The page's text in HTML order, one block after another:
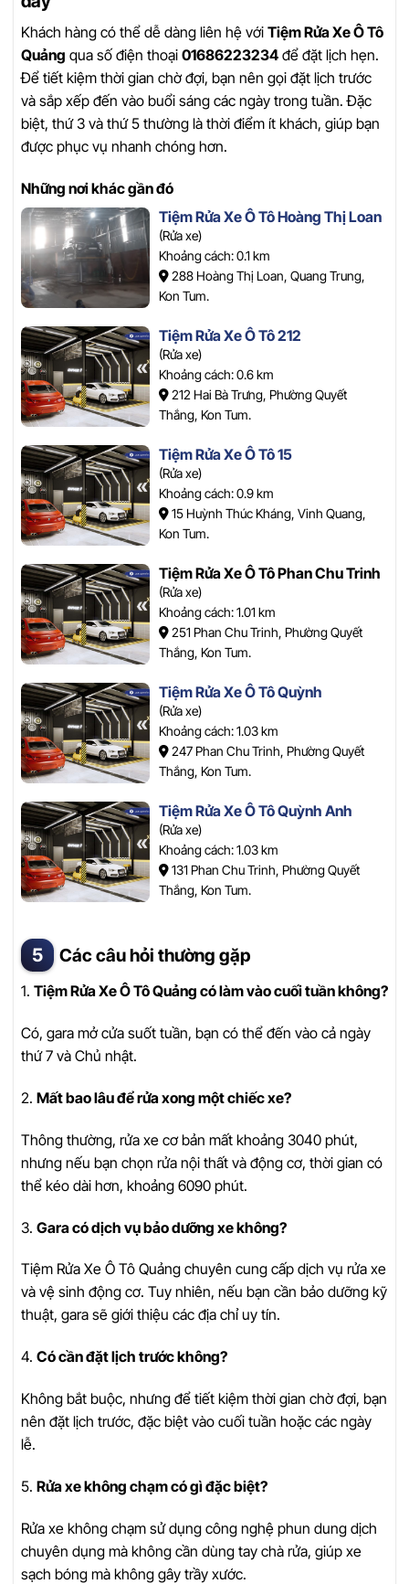
Khách hàng có thể dễ dàng liên hệ với Tiệm Rửa Xe Ô Tô
Quảng qua số điện thoại 01686223234 để đặt lịch hẹn.
Để tiết kiệm thời gian chờ đợi, bạn nên gọi đặt lịch trước
và sắp xếp đến vào buổi sáng các ngày trong tuần. Đặc
biệt, thứ 3 và thứ 5 thường là thời điểm ít khách, giúp bạn
được phục vụ nhanh chóng hơn.
Những nơi khác gần đó
Tiệm Rửa Xe Ô Tô Hoàng Thị Loan
(Rửa xe)
Khoảng cách: 0.1 km
288 Hoàng Thị Loan, Quang Trung,
Kon Tum.
Tiệm Rửa Xe Ô Tô 212
(Rửa xe)
Khoảng cách: 0.6 km
212 Hai Bà Trưng, Phường Quyết
Thắng, Kon Tum.
Tiệm Rửa Xe Ô Tô 15
(Rửa xe)
Khoảng cách: 0.9 km
15 Huỳnh Thúc Kháng, Vinh Quang,
Kon Tum.
Tiệm Rửa Xe Ô Tô Phan Chu Trinh
(Rửa xe)
Khoảng cách: 1.01 km
251 Phan Chu Trinh, Phường Quyết
Thắng, Kon Tum.
Tiệm Rửa Xe Ô Tô Quỳnh
(Rửa xe)
Khoảng cách: 1.03 km
247 Phan Chu Trinh, Phường Quyết
Thắng, Kon Tum.
Tiệm Rửa Xe Ô Tô Quỳnh Anh
(Rửa xe)
Khoảng cách: 1.03 km
131 Phan Chu Trinh, Phường Quyết
Thắng, Kon Tum.
Các câu hỏi thường gặp
1. Tiệm Rửa Xe Ô Tô Quảng có làm vào cuối tuần không?
Có, gara mở cửa suốt tuần, bạn có thể đến vào cả ngày
thứ 7 và Chủ nhật.
2. Mất bao lâu để rửa xong một chiếc xe?
Thông thường, rửa xe cơ bản mất khoảng 3040 phút,
nhưng nếu bạn chọn rửa nội thất và động cơ, thời gian có
thể kéo dài hơn, khoảng 6090 phút.
3. Gara có dịch vụ bảo dưỡng xe không?
Tiệm Rửa Xe Ô Tô Quảng chuyên cung cấp dịch vụ rửa xe
và vệ sinh động cơ. Tuy nhiên, nếu bạn cần bảo dưỡng kỹ
thuật, gara sẽ giới thiệu các địa chỉ uy tín.
4. Có cần đặt lịch trước không?
Không bắt buộc, nhưng để tiết kiệm thời gian chờ đợi, bạn
nên đặt lịch trước, đặc biệt vào cuối tuần hoặc các ngày
lễ.
5. Rửa xe không chạm có gì đặc biệt?
Rửa xe không chạm sử dụng công nghệ phun dung dịch
chuyên dụng mà không cần dùng tay chà rửa, giúp xe
sạch bóng mà không gây trầy xước.